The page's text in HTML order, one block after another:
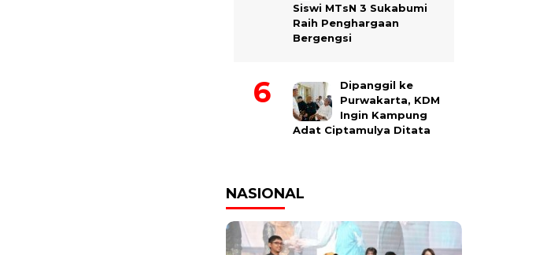
Siswi MTsN 3 Sukabumi
Raih Penghargaan
Bergengsi
Dipanggil ke
Purwakarta, KDM
Ingin Kampung
Adat Ciptamulya Ditata
NASIONAL